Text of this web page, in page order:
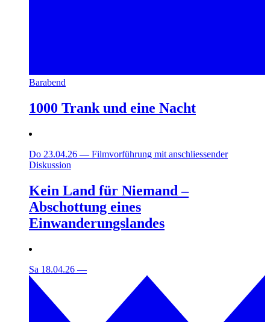
Barabend
1000 Trank und eine Nacht
Do 23.04.26 — Filmvorführung mit anschliessender
Diskussion
Kein Land für Niemand –
Abschottung eines
Einwanderungslandes
Sa 18.04.26 —